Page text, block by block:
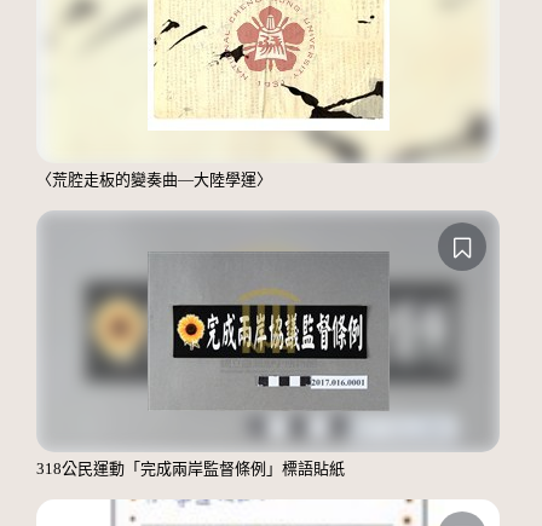
〈荒腔走板的變奏曲—大陸學運〉
318公民運動「完成兩岸監督條例」標語貼紙